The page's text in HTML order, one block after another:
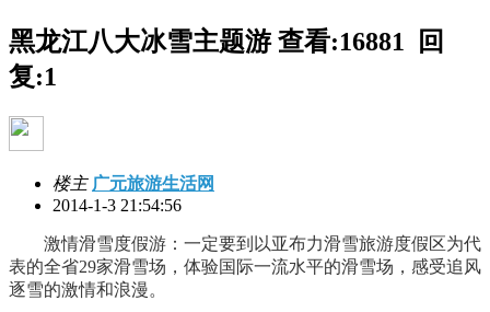
黑龙江八大冰雪主题游查看:16881 回
复:1
楼主 广元旅游生活网
2014-1-3 21:54:56
激情滑雪度假游：一定要到以亚布力滑雪旅游度假区为代
表的全省29家滑雪场，体验国际一流水平的滑雪场，感受追风
逐雪的激情和浪漫。